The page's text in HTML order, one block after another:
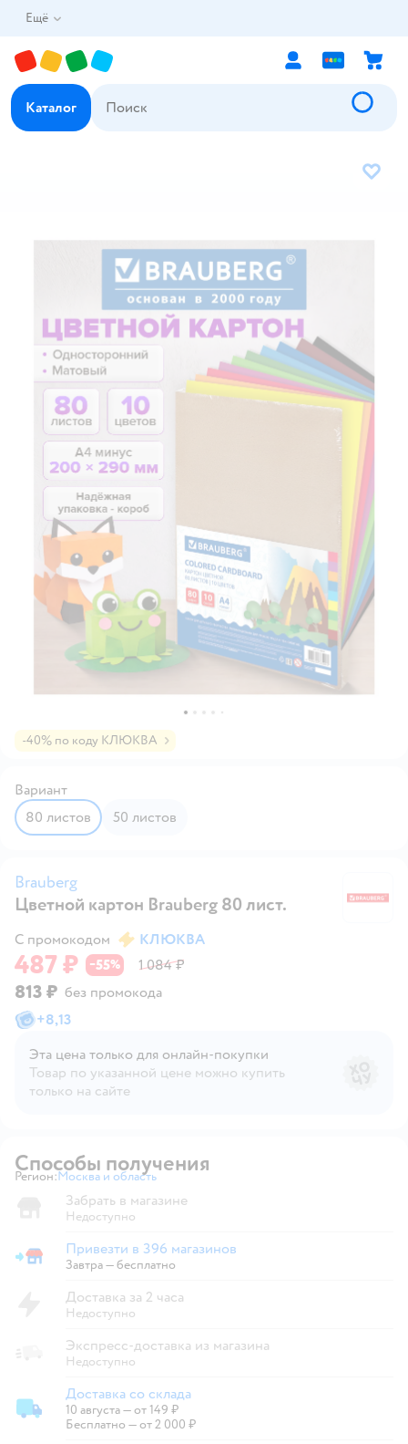
Ещё
Каталог
В
-40% по коду КЛЮКВА
Вариант
80 листов
50 листов
Brauberg
Цветной картон Brauberg 80 лист.
С промокодом
КЛЮКВА
487 ₽ −55% 1 084 ₽
813 ₽ без промокода
+8,13
Эта цена только для онлайн‑покупки
Товар по указанной цене можно купить
только на сайте
Способы получения
Регион: Выбор адреса доставки.
Москва и область
Забрать в магазине
Недоступно
Привезти в магазин
Привезти в 396 магазинов
Завтра—бесплатно
Доставка за 2 часа
Недоступно
Экспресс-доставка из магазина
Недоступно
Доставка со склада
Доставка со склада
10 августа—от 149 ₽
Бесплатно — от 2 000 ₽